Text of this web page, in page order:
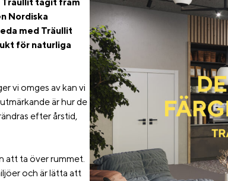
Träullit tagit fram
Nordiska
med Träullit
för naturliga
vi omges av kan vi
är hur de
efter årstid,
att ta över rummet.
och är lätta att